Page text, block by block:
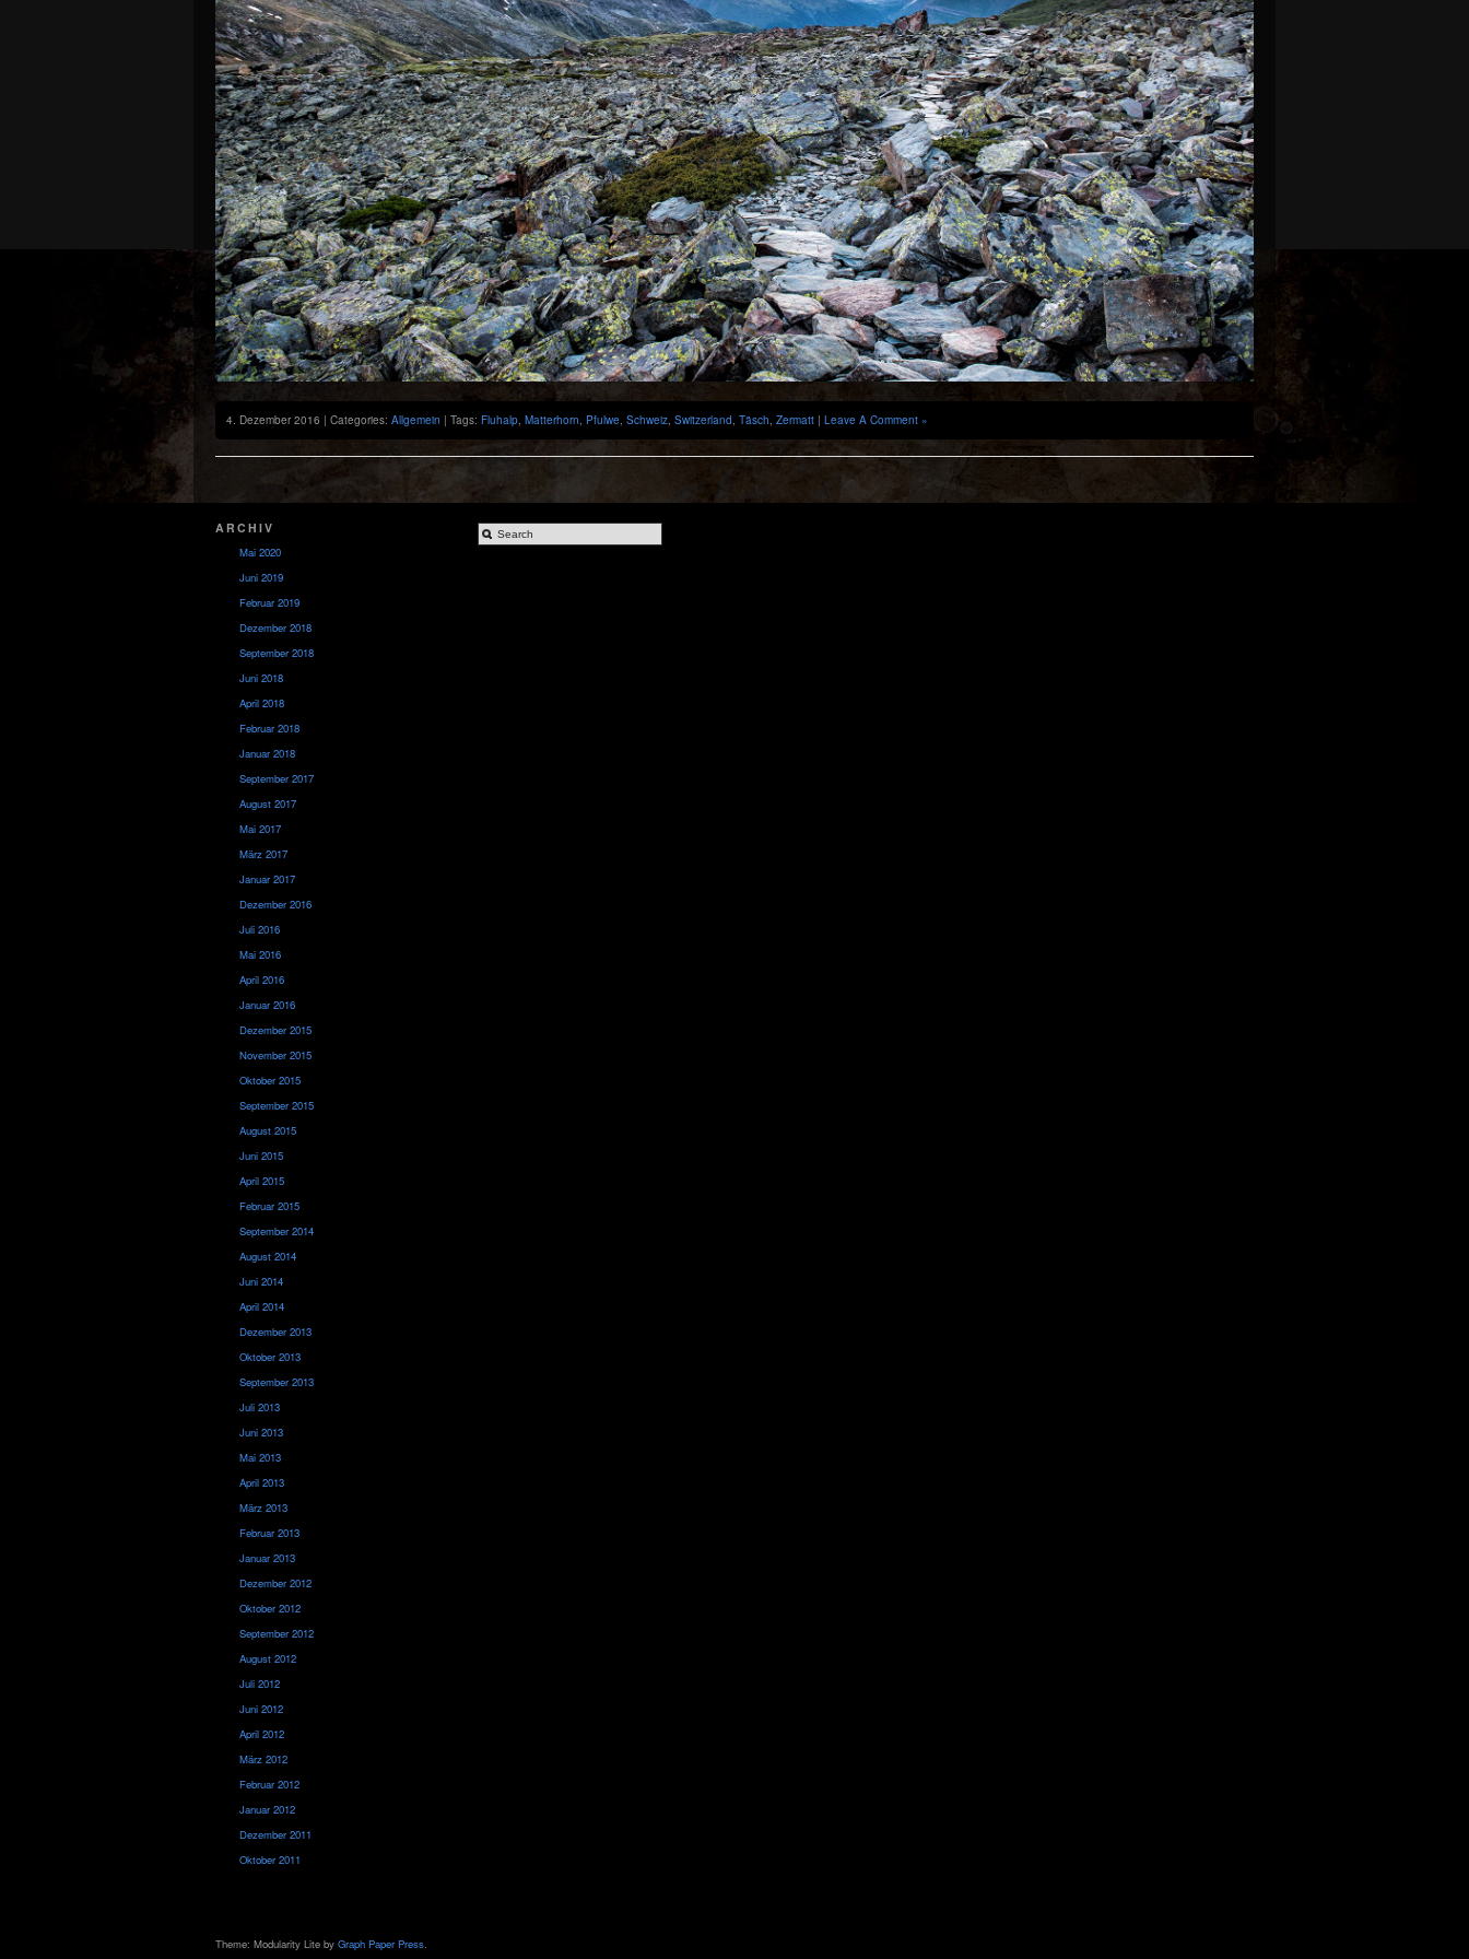
4. Dezember 2016 | Categories: Allgemein | Tags: Fluhalp, Matterhorn, Pfulwe, Schweiz, Switzerland, Täsch, Zermatt | Leave A Comment »
ARCHIV
Mai 2020
Juni 2019
Februar 2019
Dezember 2018
September 2018
Juni 2018
April 2018
Februar 2018
Januar 2018
September 2017
August 2017
Mai 2017
März 2017
Januar 2017
Dezember 2016
Juli 2016
Mai 2016
April 2016
Januar 2016
Dezember 2015
November 2015
Oktober 2015
September 2015
August 2015
Juni 2015
April 2015
Februar 2015
September 2014
August 2014
Juni 2014
April 2014
Dezember 2013
Oktober 2013
September 2013
Juli 2013
Juni 2013
Mai 2013
April 2013
März 2013
Februar 2013
Januar 2013
Dezember 2012
Oktober 2012
September 2012
August 2012
Juli 2012
Juni 2012
April 2012
März 2012
Februar 2012
Januar 2012
Dezember 2011
Oktober 2011
Theme: Modularity Lite by Graph Paper Press.